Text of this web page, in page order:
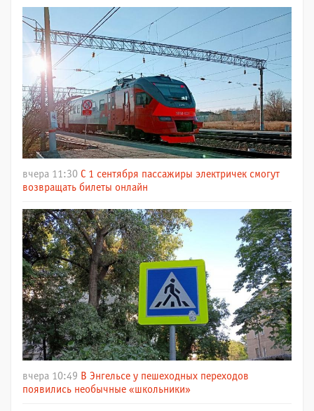
вчера 11:30 С 1 сентября пассажиры электричек смогут
возвращать билеты онлайн
вчера 10:49 В Энгельсе у пешеходных переходов
появились необычные «школьники»